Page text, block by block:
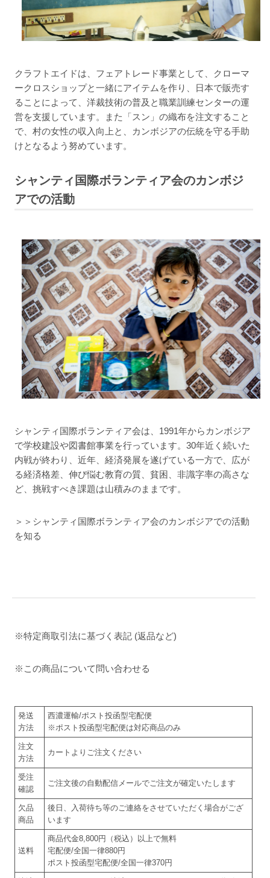
クラフトエイドは、フェアトレード事業として、クローマ
ークロスショップと一緒にアイテムを作り、日本で販売す
ることによって、洋裁技術の普及と職業訓練センターの運
営を支援しています。また「スン」の織布を注文すること
で、村の女性の収入向上と、カンボジアの伝統を守る手助
けとなるよう努めています。
シャンティ国際ボランティア会のカンボジ
アでの活動
シャンティ国際ボランティア会は、1991年からカンボジア
で学校建設や図書館事業を行っています。30年近く続いた
内戦が終わり、近年、経済発展を遂げている一方で、広が
る経済格差、伸び悩む教育の質、貧困、非識字率の高さな
ど、挑戦すべき課題は山積みのままです。
＞＞シャンティ国際ボランティア会のカンボジアでの活動
を知る
※特定商取引法に基づく表記 (返品など)
※この商品について問い合わせる
発送
方法
西濃運輸/ポスト投函型宅配便
※ポスト投函型宅配便は対応商品のみ
注文
方法
カートよりご注文ください
受注
確認
ご注文後の自動配信メールでご注文が確定いたします
欠品
商品
後日、入荷待ち等のご連絡をさせていただく場合がござ
います
送料
商品代金8,800円（税込）以上で無料
宅配便/全国一律880円
ポスト投函型宅配便/全国一律370円